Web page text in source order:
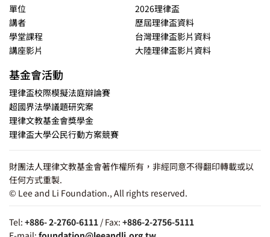
單位
講者
學堂課程
講座影片
2026理律盃
歷屆理律盃資料
台灣理律盃影片資料
大陸理律盃影片資料
基金會活動
理律盃校際模擬法庭辯論賽
超國界法學議題研究案
理律文教基金會獎學金
理律盃大學公民行動方案競賽
財團法人理律文教基金會著作權所有，非經同意不得翻印轉載或以
任何方式重製.
© Lee and Li Foundation., All rights reserved.
Tel: +886- 2-2760-6111 / Fax: +886-2-2756-5111